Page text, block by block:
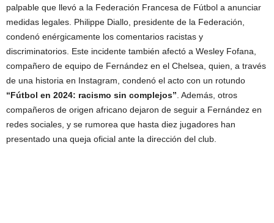
palpable que llevó a la Federación Francesa de Fútbol a anunciar
medidas legales. Philippe Diallo, presidente de la Federación,
condenó enérgicamente los comentarios racistas y
discriminatorios. Este incidente también afectó a Wesley Fofana,
compañero de equipo de Fernández en el Chelsea, quien, a través
de una historia en Instagram, condenó el acto con un rotundo
“Fútbol en 2024: racismo sin complejos” . Además, otros
compañeros de origen africano dejaron de seguir a Fernández en
redes sociales, y se rumorea que hasta diez jugadores han
presentado una queja oficial ante la dirección del club.